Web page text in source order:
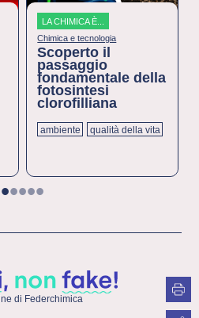
LA CHIMICA È...
Chimica e tecnologia
Scoperto il
passaggio
fondamentale della
fotosintesi
clorofilliana
ambiente qualità della vita
12345
di Federchimica